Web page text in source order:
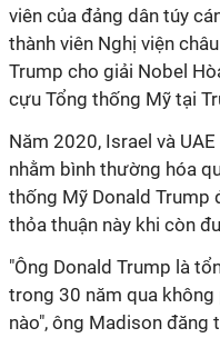
viên của đảng dân túy
thành viên Nghị viện
Trump cho giải Nobel
cựu Tổng thống Mỹ tại
Năm 2020, Israel và
nhằm bình thường hóa
thống Mỹ Donald
thỏa thuận này khi còn
"Ông Donald Trump là
trong 30 năm qua
nào", ông Madison đăng